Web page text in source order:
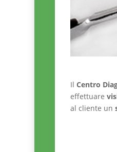
Il Centro
effettuare
al cliente un